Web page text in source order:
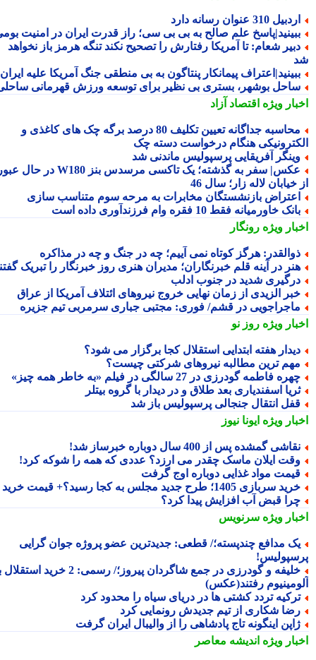
310 عنوان رسانه دارد
علم صالح به بی بی سی؛ راز قدرت ایران در امنیت بومی
شعام: تا آمریکا رفتارش را تصحیح نکند تنگه هرمز باز نخواهد
پیمانکار پنتاگون به بی منطقی جنگ آمریکا علیه ایران
بوشهر، بستری بی نظیر برای توسعه ورزش قهرمانی ساحلی
ویژهاقتصاد آزاد
محاسبه جداگانه تعیین تکلیف 80 درصد برگه چک های کاغذی و
هنگام درخواست دسته چک
آفریقایی پرسپولیس ماندنی شد
عکس| سفر به گذشته؛ یک تاکسی مرسدس بنز W180 در حال عبور
خیابان لاله زار؛ سال 46
بازنشستگان مخابرات به مرحه سوم متناسب سازی
خاورمیانه فقط 10 فقره وام فرزندآوری داده است
ویژهرونگار
هرگز کوتاه نمی آییم؛ چه در جنگ و چه در مذاکره
در آینه قلم خبرنگاران؛ مدیران هنری روز خبرنگار را تبریک گفتند
شدید در جنوب ادلب
الزیدی از زمان نهایی خروج نیروهای ائتلاف آمریکا از عراق
در قشم/ فوری: مجتبی جباری سرمربی تیم جزیره
ویژهروز نو
هفته ابتدایی استقلال کجا برگزار می شود؟
ترین مطالبه نیروهای شرکتی چیست؟
فاطمه گودرزی در 27 سالگی در فیلم «به خاطر همه چیز»
اسفندیاری بعد طلاق و در دیدار با گروه بیتلر
انتقال جنجالی پرسپولیس باز شد
ویژهایونا نیوز
گمشده پس از 400 سال دوباره خبرساز شد!
ایلان ماسک چقدر می ارزد؟ عددی که همه را شوکه کرد!
مواد غذایی دوباره اوج گرفت
سربازی 1405؛ طرح جدید مجلس به کجا رسید؟+ قیمت خرید
قبض آب افزایش پیدا کرد؟
ویژهسرنویس
مدافع چندپسته؛/ قطعی: جدیدترین عضو پروژه جوان گرایی
خلیفه و گودرزی در جمع شاگردان پیروز؛/ رسمی: 2 خرید استقلال به
رفتند(عکس)
تردد کشتی ها در دریای سیاه را محدود کرد
شکاری از تیم جدیدش رونمایی کرد
اینگونه تاج پادشاهی را از والیبال ایران گرفت
ویژهاندیشه معاصر